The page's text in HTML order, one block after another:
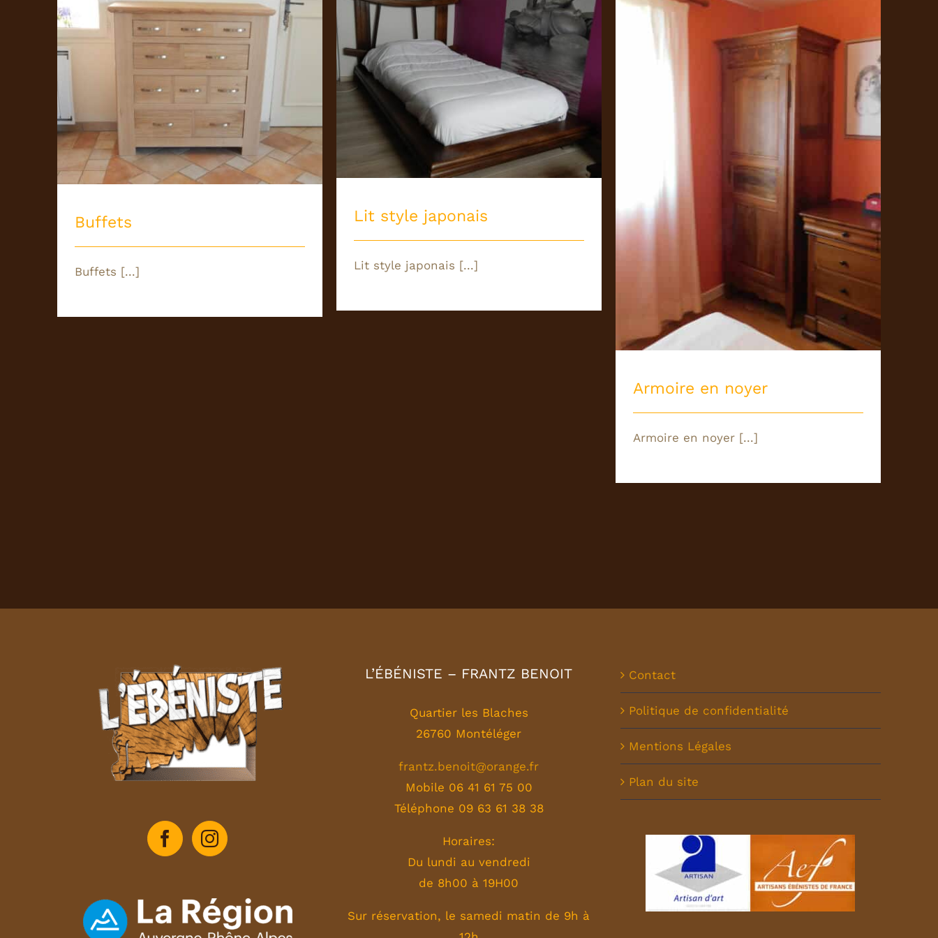
Buffets/Armoires
Buffets
Buffets [...]
Buffets/Armoires
Lit style japonais
Lit style japonais [...]
Buffets/Armoires
Armoire en noyer
Armoire en noyer [...]
L’ÉBÉNISTE – FRANTZ BENOIT
Quartier les Blaches
26760 Montéléger
frantz.benoit@orange.fr
Mobile 06 41 61 75 00
Téléphone 09 63 61 38 38
Horaires:
Du lundi au vendredi
de 8h00 à 19H00
Sur réservation, le samedi matin de 9h à
Contact
Politique de confidentialité
Mentions Légales
Plan du site